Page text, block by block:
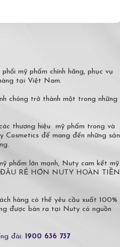
mỹ phẩm chính hãng, phục vụ
tại Việt Nam.
chóng trở thành một trong những
thương hiệu mỹ phẩm trong và
để mang đến những sản
phẩm lớn mạnh, Nuty cam kết mỹ
ĐÂU RẺ HƠN NUTY HOÀN TIỀN
hàng có thể yêu cầu xuất 100%
được bán ra tại Nuty có nguồn
đài: 1900 636 737